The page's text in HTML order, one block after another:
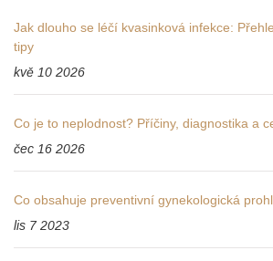
Jak dlouho se léčí kvasinková infekce:
tipy
kvě 10 2026
Co je to neplodnost? Příčiny, diagnostika a
čec 16 2026
Co obsahuje preventivní gynekologická
lis 7 2023